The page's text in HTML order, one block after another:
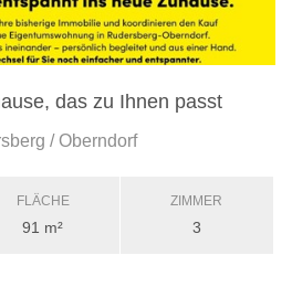
das zu Ihnen passt
/ Oberndorf
FLÄCHE
91 m²
ZIMMER
3